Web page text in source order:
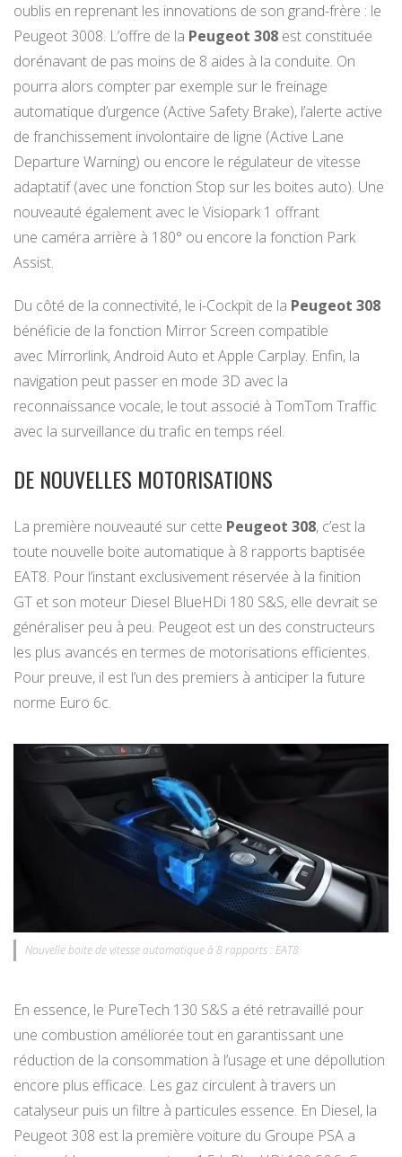
oublis en reprenant les innovations de son grand-frère : le
Peugeot 3008. L’offre de la Peugeot 308 est constituée
dorénavant de pas moins de 8 aides à la conduite. On
pourra alors compter par exemple sur le freinage
automatique d’urgence (Active Safety Brake), l’alerte active
de franchissement involontaire de ligne (Active Lane
Departure Warning) ou encore le régulateur de vitesse
adaptatif (avec une fonction Stop sur les boites auto). Une
nouveauté également avec le Visiopark 1 offrant
une caméra arrière à 180° ou encore la fonction Park
Assist.
Du côté de la connectivité, le i-Cockpit de la Peugeot 308
bénéficie de la fonction Mirror Screen compatible
avec Mirrorlink, Android Auto et Apple Carplay. Enfin, la
navigation peut passer en mode 3D avec la
reconnaissance vocale, le tout associé à TomTom Traffic
avec la surveillance du trafic en temps réel.
DE NOUVELLES MOTORISATIONS
La première nouveauté sur cette Peugeot 308, c’est la
toute nouvelle boite automatique à 8 rapports baptisée
EAT8. Pour l’instant exclusivement réservée à la finition
GT et son moteur Diesel BlueHDi 180 S&S, elle devrait se
généraliser peu à peu. Peugeot est un des constructeurs
les plus avancés en termes de motorisations efficientes.
Pour preuve, il est l’un des premiers à anticiper la future
norme Euro 6c.
Nouvelle boite de vitesse automatique à 8 rapports : EAT8
En essence, le PureTech 130 S&S a été retravaillé pour
une combustion améliorée tout en garantissant une
réduction de la consommation à l’usage et une dépollution
encore plus efficace. Les gaz circulent à travers un
catalyseur puis un filtre à particules essence. En Diesel, la
Peugeot 308 est la première voiture du Groupe PSA a